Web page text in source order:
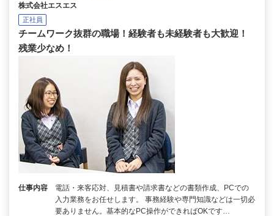
株式会社エスエス
正社員
チームワーク抜群の職場！経験者も未経験者も大歓迎！
残業少なめ！
仕事内容
電話・来客応対、見積書や請求書などの書類作成、PCでの
入力業務をお任せします。 事務経験や専門知識などは一切必
要ありません。基本的なPC操作ができればOKです…